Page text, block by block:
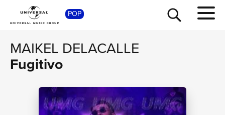
POP
MAIKEL DELACALLE
Fugitivo
SHOP